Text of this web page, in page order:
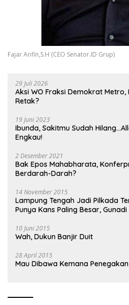
Fajar Arifin,S.H (CEO Senator.ID Grup)
29 Juli 2026
Aksi WO Fraksi Demokrat Metro,
Retak?
19 Juni 2023
Ibunda, Sakitmu Sudah
Engkau!
2 Desember 2021
Bak Epos Mahabharata,
Berdarah-Darah?
14 November 2015
Lampung Tengah Jadi Pilkada
Punya Kans Paling Besar,
10 Juni 2015
Wah, Dukun Banjir Duit
28 April 2015
Mau Dibawa Kemana